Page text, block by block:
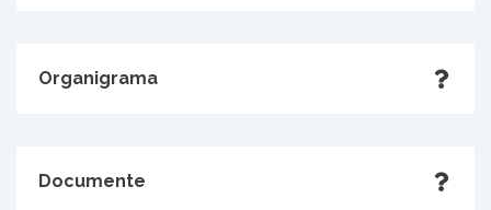
Organigrama
Documente